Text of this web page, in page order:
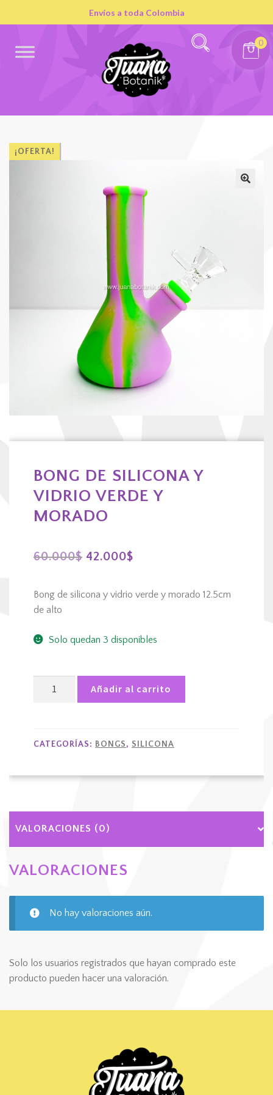
Envíos a toda Colombia
0
¡OFERTA!
BONG DE SILICONA Y
VIDRIO VERDE Y
MORADO
60.000$ El
original
60.000$.
42.000$
actual
42.000$.
Bong de silicona y vidrio verde y morado 12.5cm
de alto
Solo quedan 3 disponibles
vidrio
y
Añadir al carrito
CATEGORÍAS: BONGS, SILICONA
VALORACIONES (0)
VALORACIONES
No hay valoraciones aún.
Solo los usuarios registrados que hayan comprado este
producto pueden hacer una valoración.